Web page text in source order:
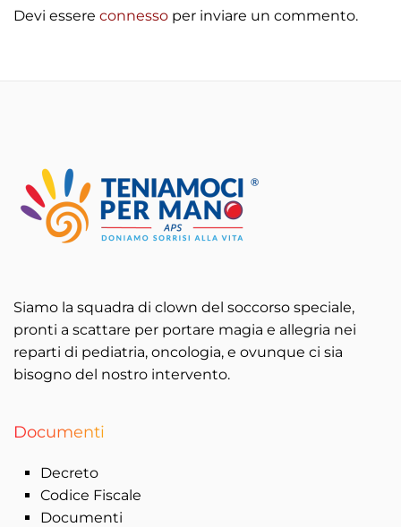
Devi essere connesso per inviare un commento.
Siamo la squadra di clown del soccorso speciale,
pronti a scattare per portare magia e allegria nei
reparti di pediatria, oncologia, e ovunque ci sia
bisogno del nostro intervento.
Documenti
Decreto
Codice Fiscale
Documenti